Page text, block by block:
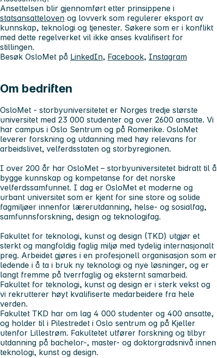
Ansettelsen blir gjennomført etter prinsippene i
statsansatteloven og lovverk som regulerer eksport av
kunnskap, teknologi og tjenester. Søkere som er i konflikt
med dette regelverket vil ikke anses kvalifisert for
stillingen.
Besøk OsloMet på LinkedIn, Facebook, Instagram
Om bedriften
OsloMet - storbyuniversitetet er Norges tredje største
universitet med 23 000 studenter og over 2600 ansatte. Vi
har campus i Oslo Sentrum og på Romerike. OsloMet
leverer forskning og utdanning med høy relevans for
arbeidslivet, velferdsstaten og storbyregionen.
I over 200 år har OsloMet – storbyuniversitetet bidratt til å
bygge kunnskap og kompetanse for det norske
velferdssamfunnet. I dag er OsloMet et moderne og
urbant universitet som er kjent for sine store og solide
fagmiljøer innenfor lærerutdanning, helse- og sosialfag,
samfunnsforskning, design og teknologifag.
Fakultet for teknologi, kunst og design (TKD) utgjør et
sterkt og mangfoldig faglig miljø med tydelig internasjonalt
preg. Arbeidet gjøres i en profesjonell organisasjon som er
ledende i å ta i bruk ny teknologi og nye løsninger, og er
langt fremme på tverrfaglig og eksternt samarbeid.
Fakultet for teknologi, kunst og design er i sterk vekst og
vi rekrutterer høyt kvalifiserte medarbeidere fra hele
verden.
Fakultet TKD har om lag 4 000 studenter og 400 ansatte,
og holder til i Pilestredet i Oslo sentrum og på Kjeller
utenfor Lillestrøm. Fakultetet utfører forskning og tilbyr
utdanning på bachelor-, master- og doktorgradsnivå innen
teknologi, kunst og design.